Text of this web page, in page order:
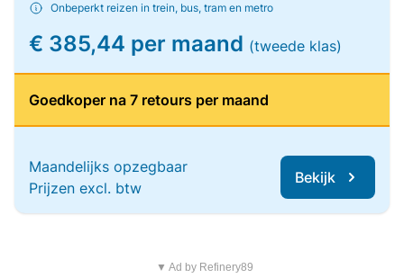
Onbeperkt reizen in trein, bus, tram en metro
€ 385,44 per maand (tweede klas)
Goedkoper na 7 retours per maand
Maandelijks opzegbaar
Prijzen excl. btw
Bekijk
▼ Ad by Refinery89